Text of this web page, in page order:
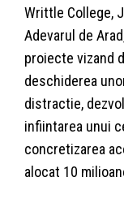
Writtle College,
Adevarul de
proiecte vizand
deschiderea
distractie,
infiintarea unui
concretizarea
alocat 10